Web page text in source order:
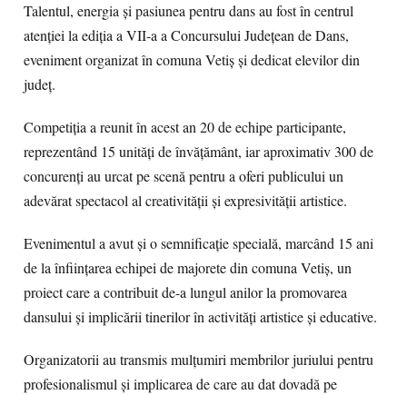
Talentul, energia și pasiunea pentru dans au fost în centrul
atenției la ediția a VII-a a Concursului Județean de Dans,
eveniment organizat în comuna Vetiș și dedicat elevilor din
județ.
Competiția a reunit în acest an 20 de echipe participante,
reprezentând 15 unități de învățământ, iar aproximativ 300 de
concurenți au urcat pe scenă pentru a oferi publicului un
adevărat spectacol al creativității și expresivității artistice.
Evenimentul a avut și o semnificație specială, marcând 15 ani
de la înființarea echipei de majorete din comuna Vetiș, un
proiect care a contribuit de-a lungul anilor la promovarea
dansului și implicării tinerilor în activități artistice și educative.
Organizatorii au transmis mulțumiri membrilor juriului pentru
profesionalismul și implicarea de care au dat dovadă pe